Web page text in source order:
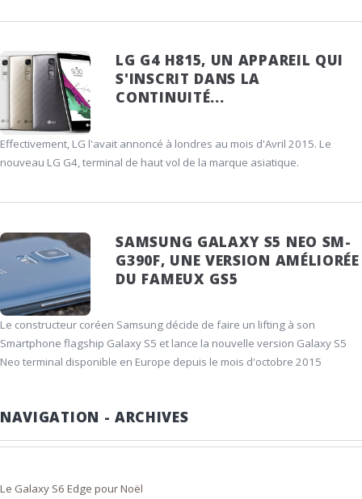
LG G4 H815, UN APPAREIL QUI
S'INSCRIT DANS LA
CONTINUITÉ...
Effectivement, LG l'avait annoncé à londres au mois d'Avril 2015. Le
nouveau LG G4, terminal de haut vol de la marque asiatique.
SAMSUNG GALAXY S5 NEO SM-
G390F, UNE VERSION AMÉLIORÉE
DU FAMEUX GS5
Le constructeur coréen Samsung décide de faire un lifting à son
Smartphone flagship Galaxy S5 et lance la nouvelle version Galaxy S5
Neo terminal disponible en Europe depuis le mois d'octobre 2015
NAVIGATION - ARCHIVES
Le Galaxy S6 Edge pour Noël